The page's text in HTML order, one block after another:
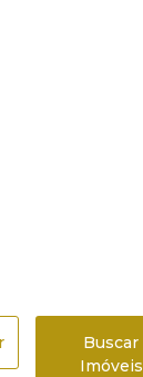
Buscar
Imóveis